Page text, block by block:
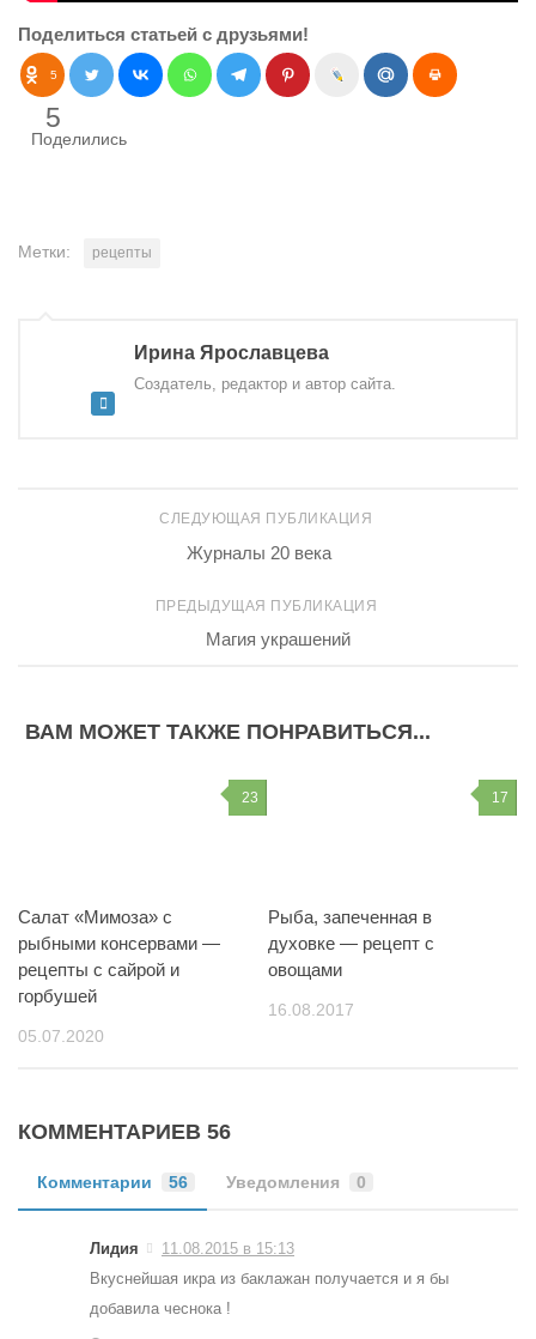
Поделиться статьей с друзьями!
5
5
Поделились
Метки: рецепты
Ирина Ярославцева
Создатель, редактор и автор сайта.
СЛЕДУЮЩАЯ ПУБЛИКАЦИЯ
Журналы 20 века
ПРЕДЫДУЩАЯ ПУБЛИКАЦИЯ
Магия украшений
ВАМ МОЖЕТ ТАКЖЕ ПОНРАВИТЬСЯ...
23
Салат «Мимоза» с
рыбными консервами —
рецепты с сайрой и
горбушей
05.07.2020
17
Рыба, запеченная в
духовке — рецепт с
овощами
16.08.2017
КОММЕНТАРИЕВ 56
Комментарии 56 Уведомления 0
Лидия
11.08.2015 в 15:13
Вкуснейшая икра из баклажан получается и я бы
добавила чеснока !